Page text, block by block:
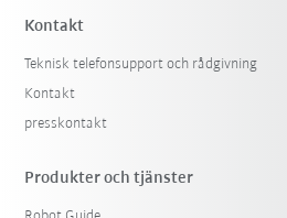
Kontakt
Teknisk telefonsupport och rådgivning
Kontakt
presskontakt
Produkter och tjänster